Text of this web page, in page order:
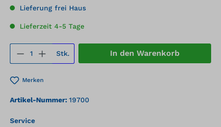
Lieferung frei Haus
Lieferzeit 4-5 Tage
Produkt Anzahl: Gib den
Stk. In den Warenkorb
Merken
Artikel-Nummer: 19700
Service